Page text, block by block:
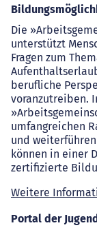
Die
unterstützt
Fragen zum
berufliche
voranzutreiben.
umfangreichen
und
können in einer
zertifizierte
Weitere
Portal der